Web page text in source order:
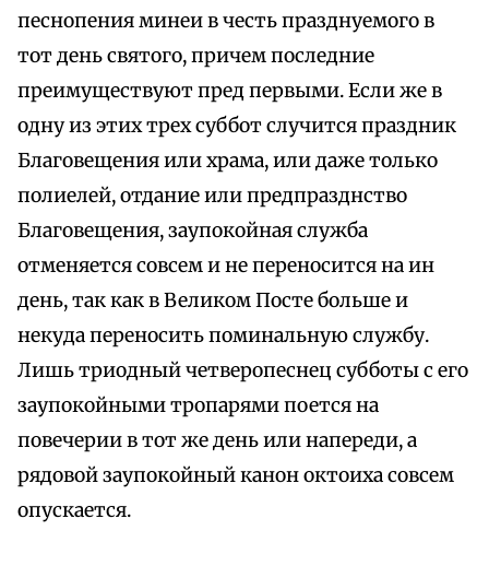
песнопения минеи в честь празднуемого в
тот день святого, причем последние
преимуществуют пред первыми. Если же в
одну из этих трех суббот случится праздник
Благовещения или храма, или даже только
полиелей, отдание или предпразднство
Благовещения, заупокойная служба
отменяется совсем и не переносится на ин
день, так как в Великом Посте больше и
некуда переносить поминальную службу.
Лишь триодный четверопеснец субботы с его
заупокойными тропарями поется на
повечерии в тот же день или напереди, а
рядовой заупокойный канон октоиха совсем
опускается.